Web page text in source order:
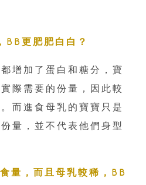
更肥肥白白？
增加了蛋白和糖分，寶
際需要的份量，因此較
而進食母乳的寶寶只是
量，並不代表他們身型
量，而且母乳較稀，BB